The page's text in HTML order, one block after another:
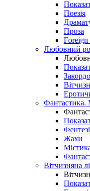
Поезія
Проза
Foreign
Любовний
Фантастика.
Фентезі
Жахи
Вітчизняна